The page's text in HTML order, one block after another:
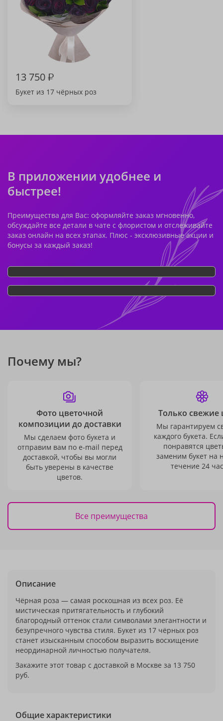
13 750₽
Букет из 17 чёрных роз
В приложении удобнее и
быстрее!
Преимущества для Вас: оформляйте заказ мгновенно,
обсуждайте все детали в чате с флористом и отслеживайте
заказ онлайн на всех этапах. Плюс - эксклюзивные акции и
бонусы за каждый заказ!
Почему мы?
Фото цветочной
композиции до доставки
Мы сделаем фото букета и
отправим вам по e-mail перед
доставкой, чтобы вы могли
быть уверены в качестве
цветов.
Только свежие
Мы гарантируем
каждого букета.
понравятся
заменим букет на
течение 24
Все преимущества
Описание
Чёрная роза — самая роскошная из всех роз. Её
мистическая притягательность и глубокий
благородный оттенок стали символами элегантности и
безупречного чувства стиля. Букет из 17 чёрных роз
станет изысканным способом выразить восхищение
неординарной личностью получателя.
Закажите этот товар с доставкой в Москве за 13 750
руб.
Общие характеристики